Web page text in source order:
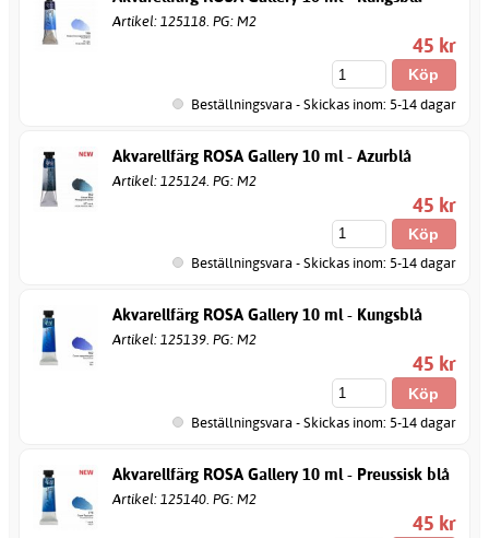
Artikel: 125118. PG: M2
45 kr
Beställningsvara - Skickas inom: 5-14 dagar
Akvarellfärg ROSA Gallery 10 ml - Azurblå
Artikel: 125124. PG: M2
45 kr
Beställningsvara - Skickas inom: 5-14 dagar
Akvarellfärg ROSA Gallery 10 ml - Kungsblå
Artikel: 125139. PG: M2
45 kr
Beställningsvara - Skickas inom: 5-14 dagar
Akvarellfärg ROSA Gallery 10 ml - Preussisk blå
Artikel: 125140. PG: M2
45 kr